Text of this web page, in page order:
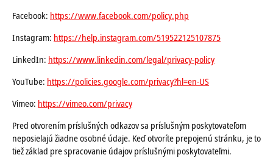
Facebook: https://www.facebook.com/policy.php
Instagram: https://help.instagram.com/519522125107875
LinkedIn: https://www.linkedin.com/legal/privacy-policy
YouTube: https://policies.google.com/privacy?hl=en-US
Vimeo: https://vimeo.com/privacy
Pred otvorením príslušných odkazov sa príslušným poskytovateľom
neposielajú žiadne osobné údaje. Keď otvoríte prepojenú stránku, je to
tiež základ pre spracovanie údajov príslušnými poskytovateľmi.